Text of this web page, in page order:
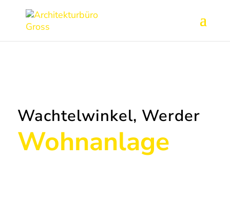
Wachtelwinkel, Werder
Wohnanlage